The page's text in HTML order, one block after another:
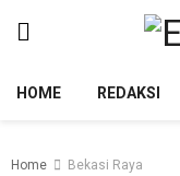
HOME REDAKSI
Home Bekasi Raya